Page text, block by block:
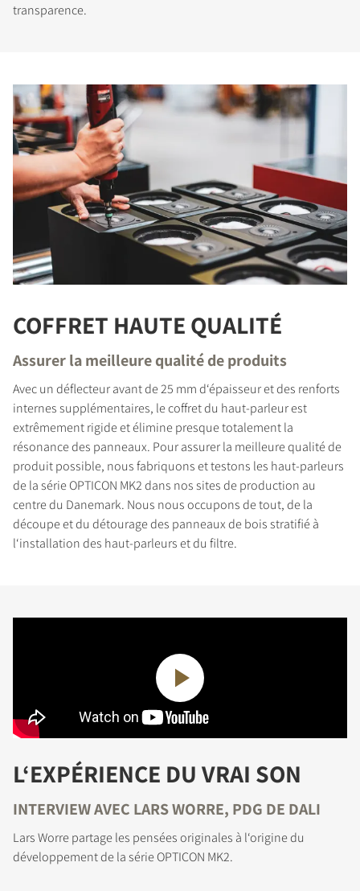
COMPARER LES PRODUITS
transparence.
COFFRET HAUTE QUALITÉ
Assurer la meilleure qualité de produits
Avec un déflecteur avant de 25 mm d‘épaisseur et des renforts
internes supplémentaires, le coffret du haut-parleur est
extrêmement rigide et élimine presque totalement la
résonance des panneaux. Pour assurer la meilleure qualité de
produit possible, nous fabriquons et testons les haut-parleurs
de la série OPTICON MK2 dans nos sites de production au
centre du Danemark. Nous nous occupons de tout, de la
découpe et du détourage des panneaux de bois stratifié à
l‘installation des haut-parleurs et du filtre.
L‘EXPÉRIENCE DU VRAI SON
INTERVIEW AVEC LARS WORRE, PDG DE DALI
Lars Worre partage les pensées originales à l‘origine du
développement de la série OPTICON MK2.
INSCRIVEZ-VOUS POUR
ACCÉDER AUX